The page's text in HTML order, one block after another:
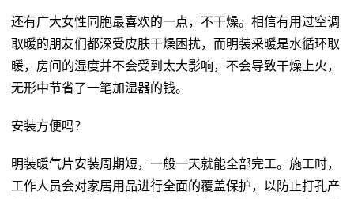
还有广大女性同胞最喜欢的一点，不干燥。相信有用过空调
取暖的朋友们都深受皮肤干燥困扰，而明装采暖是水循环取
暖，房间的湿度并不会受到太大影响，不会导致干燥上火，
无形中节省了一笔加湿器的钱。
安装方便吗？
明装暖气片安装周期短，一般一天就能全部完工。施工时，
工作人员会对家居用品进行全面的覆盖保护，以防止打孔产